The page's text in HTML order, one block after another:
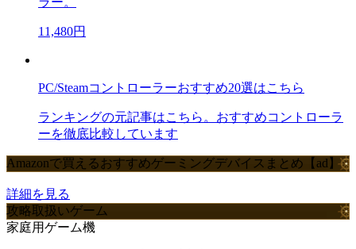
11,480円
PC/Steamコントローラーおすすめ20選はこちら
ランキングの元記事はこちら。おすすめコントローラ
ーを徹底比較しています
Amazonで買えるおすすめゲーミングデバイスまとめ【ad】
詳細を見る
攻略取扱いゲーム
家庭用ゲーム機